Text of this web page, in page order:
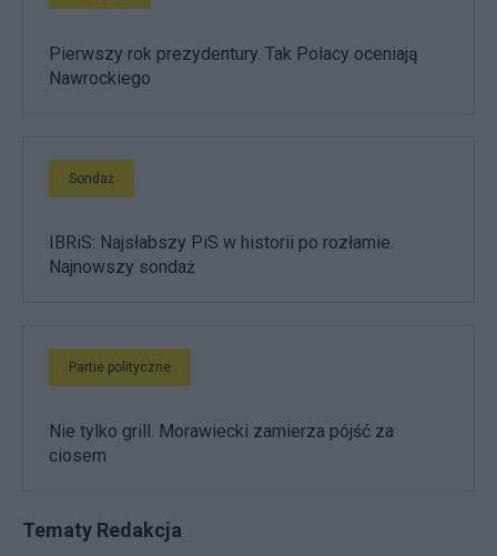
Pierwszy rok prezydentury. Tak Polacy oceniają
Nawrockiego
Sondaż
IBRiS: Najsłabszy PiS w historii po rozłamie.
Najnowszy sondaż
Partie polityczne
Nie tylko grill. Morawiecki zamierza pójść za
ciosem
Tematy Redakcja